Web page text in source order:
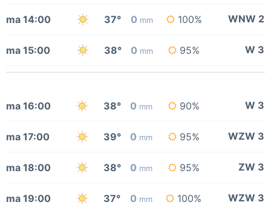
ma 14:00 37° 0 mm 100% WNW 2
ma 15:00 38° 0 mm 95% W 3
ma 16:00 38° 0 mm 90% W 3
ma 17:00 39° 0 mm 95% WZW 3
ma 18:00 38° 0 mm 95% ZW 3
ma 19:00 37° 0 mm 100% WZW 3